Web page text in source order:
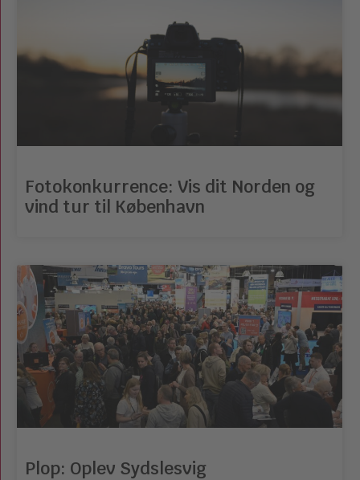
Fotokonkurrence: Vis dit Norden og
vind tur til København
Plop: Oplev Sydslesvig